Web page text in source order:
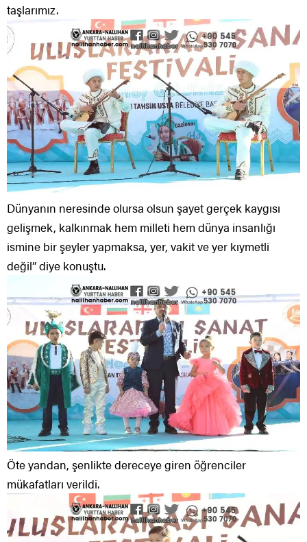
taşlarımız.
Dünyanın neresinde olursa olsun şayet gerçek kaygısı
gelişmek, kalkınmak hem milleti hem dünya insanlığı
ismine bir şeyler yapmaksa, yer, vakit ve yer kıymetli
değil” diye konuştu.
Öte yandan, şenlikte dereceye giren öğrenciler
mükafatları verildi.